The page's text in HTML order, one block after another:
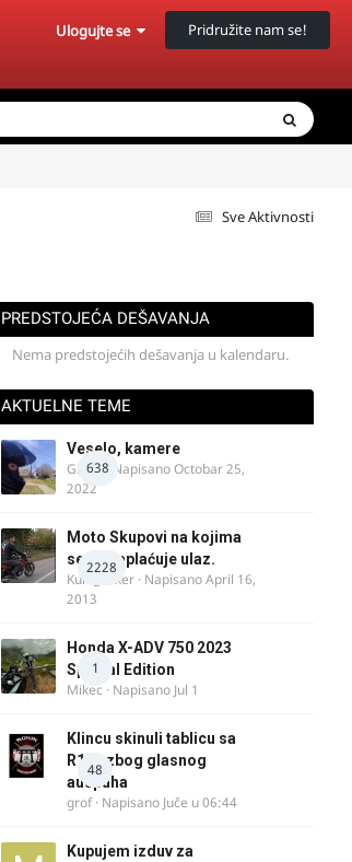
Ulogujte se Pridružite nam se!
Sve Aktivnosti
PREDSTOJEĆA DEŠAVANJA
Nema predstojećih dešavanja u kalendaru.
AKTUELNE TEME
638
Veselo, kamere
GR 46· NapisanoOctobar 25,
2022
2228
Moto Skupovi na kojima
se ne naplaćuje ulaz.
Kum_Mixer · NapisanoApril 16,
2013
1
Honda X-ADV 750 2023
Special Edition
Mikec · Napisano Jul 1
48
Klincu skinuli tablicu sa
R125 zbog glasnog
auspuha
grof· Napisano Juče u 06:44
Kupujem izduv za